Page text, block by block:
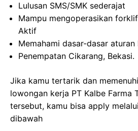
Lulusan SMS/SMK sederajat
Mampu mengoperasikan
Aktif
Memahami dasar-dasar
Penempatan Cikarang, Bekasi.
Jika kamu tertarik dan
lowongan kerja PT Kalbe Farma
tersebut, kamu bisa apply
dibawah